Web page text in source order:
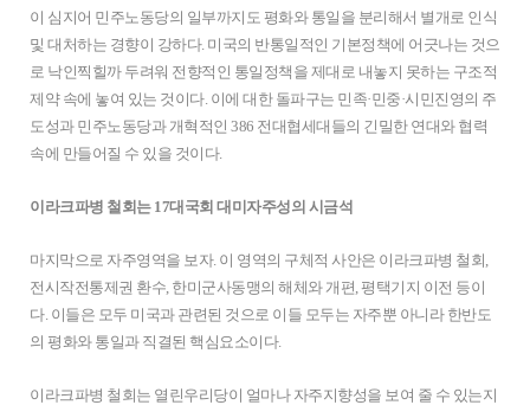
이 심지어 민주노동당의 일부까지도 평화와 통일을 분리해서 별개로 인식
및 대처하는 경향이 강하다. 미국의 반통일적인 기본정책에 어긋나는 것으
로 낙인찍힐까 두려워 전향적인 통일정책을 제대로 내놓지 못하는 구조적
제약 속에 놓여 있는 것이다. 이에 대한 돌파구는 민족·민중·시민진영의 주
도성과 민주노동당과 개혁적인 386 전대협세대들의 긴밀한 연대와 협력
속에 만들어질 수 있을 것이다.
이라크파병 철회는 17대국회 대미자주성의 시금석
마지막으로 자주영역을 보자. 이 영역의 구체적 사안은 이라크파병 철회,
전시작전통제권 환수, 한미군사동맹의 해체와 개편, 평택기지 이전 등이
다. 이들은 모두 미국과 관련된 것으로 이들 모두는 자주뿐 아니라 한반도
의 평화와 통일과 직결된 핵심요소이다.
이라크파병 철회는 열린우리당이 얼마나 자주지향성을 보여 줄 수 있는지